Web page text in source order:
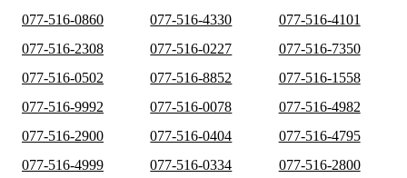
077-516-0860
077-516-4330
077-516-4101
077-516-2308
077-516-0227
077-516-7350
077-516-0502
077-516-8852
077-516-1558
077-516-9992
077-516-0078
077-516-4982
077-516-2900
077-516-0404
077-516-4795
077-516-4999
077-516-0334
077-516-2800